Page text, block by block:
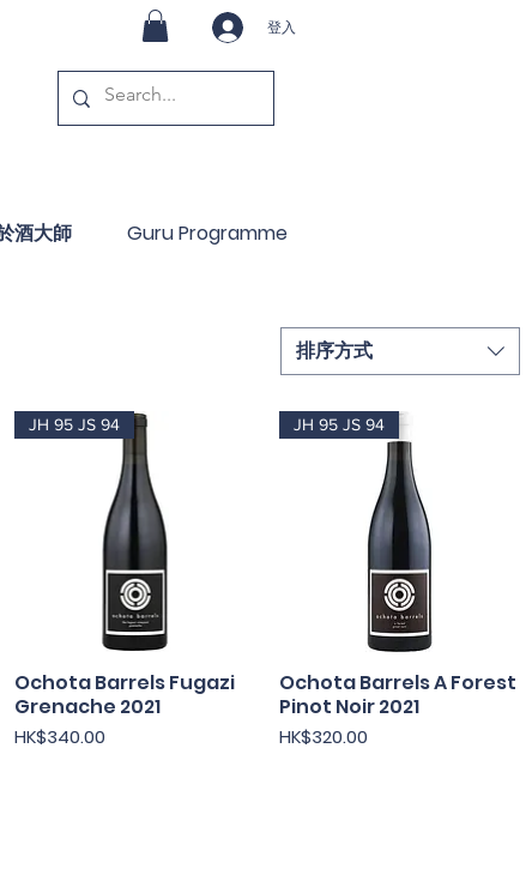
登入
酒大師 Guru Programme
排序方式
快速瀏覽
JH 95 JS 94
Ochota Barrels Fugazi
Grenache 2021
價格
HK$340.00
快速瀏覽
JH 95 JS 94
Ochota Barrels A Forest
Pinot Noir 2021
價格
HK$320.00